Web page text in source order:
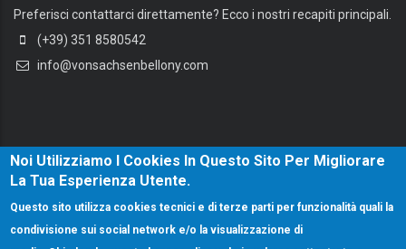
Preferisci contattarci direttamente? Ecco i nostri recapiti principali.
(+39) 351 8580542
info@vonsachsenbellony.com
Noi Utilizziamo I Cookies In Questo Sito Per Migliorare
La Tua Esperienza Utente.
Questo sito utilizza cookies tecnici e di terze parti per funzionalità quali la
condivisione sui social network e/o la visualizzazione di